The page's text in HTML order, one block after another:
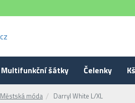
Multifunkční šátky Čelenky
Městská móda Darryl White L/XL